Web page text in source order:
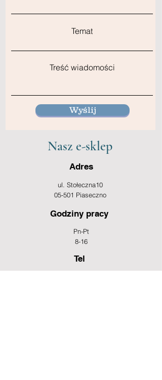
Temat
Treść wiadomości
Wyślij
Nasz e-sklep
Adres
ul. Stołeczna10
05-501 Piaseczno
Godziny pracy
Pn-Pt
8-16
Tel